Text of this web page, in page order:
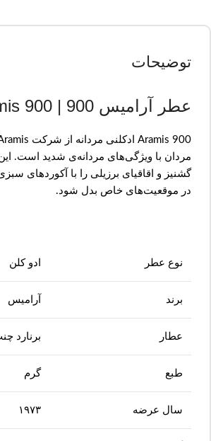
توضیحات
عطر آرامیس Aramis 900 | 900
Aramis 900 ادکلنی مردانه از شرکت Aramis و محصول سال ۱۹۷۳ است، عطریست با بوی خاص و کاملا مردانه و بسیار ماندگار برای آقایان خاص.
مردان با ویژگی‌های مردانه‌ی شدید است.
گشنیز و اقاقیای برزیلی را با آکوردهای
در موقعیت‌های خاص بدل شود.
نوع عطر ادو کلن
برند آرامیس
عطار برنارد
طبع گرم
سال عرضه ۱۹۷۳